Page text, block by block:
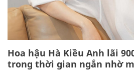
Hoa hậu Hà Kiều Anh lãi
trong thời gian ngắn nhờ